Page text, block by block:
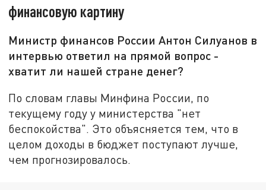
финансовую картину
Министр финансов России Антон Силуанов в
интервью ответил на прямой вопрос -
хватит ли нашей стране денег?
По словам главы Минфина России, по
текущему году у министерства "нет
беспокойства". Это объясняется тем, что в
целом доходы в бюджет поступают лучше,
чем прогнозировалось.